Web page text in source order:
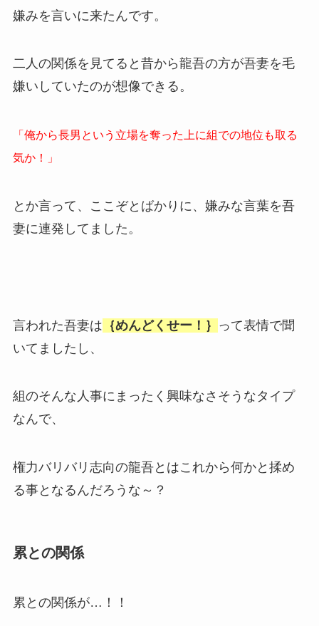
嫌みを言いに来たんです。
二人の関係を見てると昔から龍吾の方が吾妻を毛
嫌いしていたのが想像できる。
「俺から長男という立場を奪った上に組での地位も取る
気か！」
とか言って、ここぞとばかりに、嫌みな言葉を吾
妻に連発してました。
言われた吾妻は ｛めんどくせー！｝ って表情で聞
いてましたし、
組のそんな人事にまったく興味なさそうなタイプ
なんで、
権力バリバリ志向の龍吾とはこれから何かと揉め
る事となるんだろうな～？
累との関係
累との関係が…！！